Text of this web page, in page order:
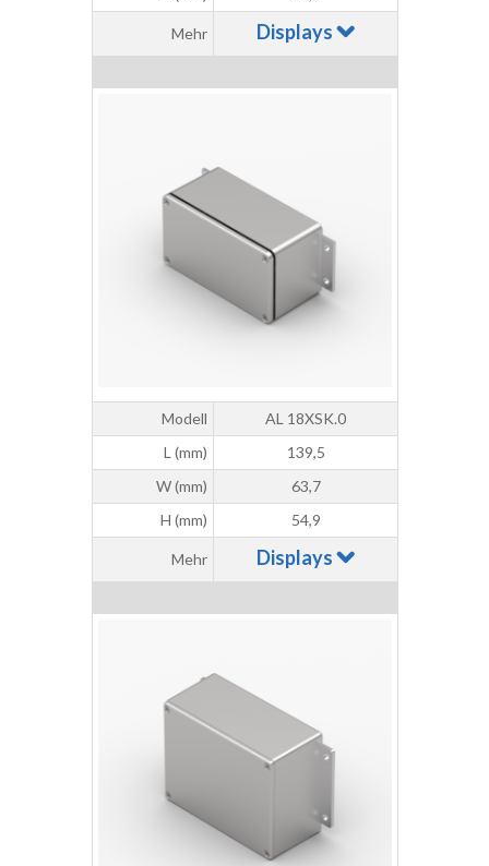
Mehr Displays
Modell
AL 18XSK.0
L (mm)
139,5
W (mm)
63,7
H (mm)
54,9
Mehr Displays